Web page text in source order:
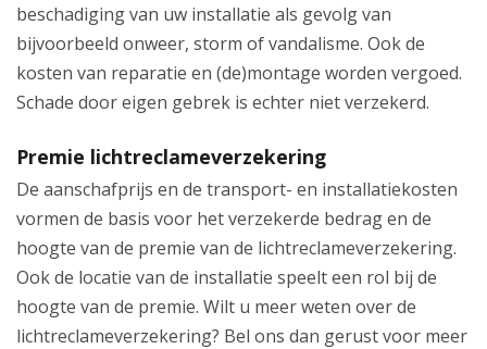
beschadiging van uw installatie als gevolg van
bijvoorbeeld onweer, storm of vandalisme. Ook de
kosten van reparatie en (de)montage worden vergoed.
Schade door eigen gebrek is echter niet verzekerd.
Premie lichtreclameverzekering
De aanschafprijs en de transport- en installatiekosten
vormen de basis voor het verzekerde bedrag en de
hoogte van de premie van de lichtreclameverzekering.
Ook de locatie van de installatie speelt een rol bij de
hoogte van de premie. Wilt u meer weten over de
lichtreclameverzekering? Bel ons dan gerust voor meer